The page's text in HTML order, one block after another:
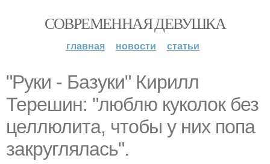
СОВРЕМЕННАЯ ДЕВУШКА
главная новости статьи
"Руки - Базуки" Кирилл
Терешин: "люблю куколок без
целлюлита, чтобы у них попа
закруглялась".